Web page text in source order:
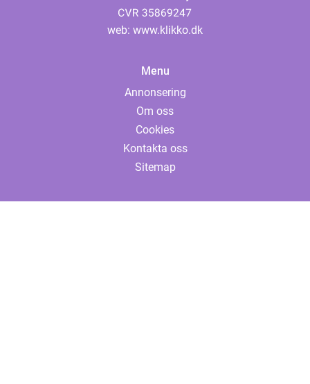
web: www.klikko.dk
Menu
Annonsering
Om oss
Cookies
Kontakta oss
Sitemap